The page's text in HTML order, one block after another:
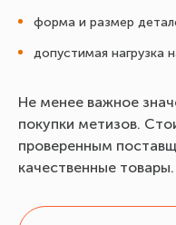
форма и размер
допустимая нагрузка
Не менее важное
покупки метизов.
проверенным
качественные товары.